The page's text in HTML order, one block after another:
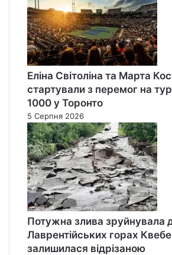
Еліна Світоліна та Марта
стартували з перемог на
1000 у Торонто
5 Серпня 2026
Потужна злива зруйнувала
Лаврентійських горах
залишилася відрізаною